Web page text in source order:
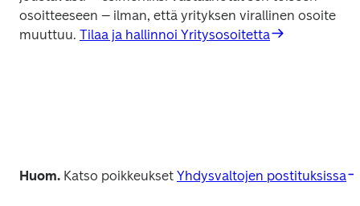
osoitteeseen – ilman, että yrityksen virallinen osoite
muuttuu. Tilaa ja hallinnoi Yritysosoitetta
Huom. Katso poikkeukset Yhdysvaltojen postituksissa